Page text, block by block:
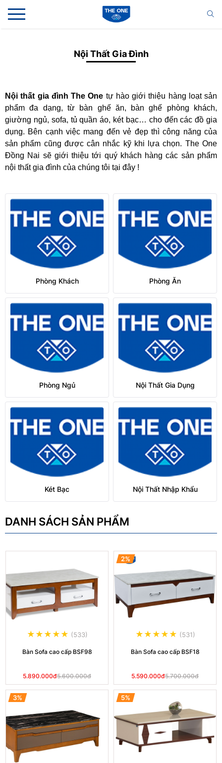
Nội Thất Gia Đình
Nội thất gia đình The One tự hào giới thiệu hàng loạt sản
phẩm đa dạng, từ bàn ghế ăn, bàn ghế phòng khách,
giường ngủ, sofa, tủ quần áo, két bạc… cho đến các đồ gia
dụng. Bên cạnh việc mang đến vẻ đẹp thì công năng của
sản phẩm cũng được cân nhắc kỹ khi lựa chọn. The One
Đồng Nai sẽ giới thiệu tới quý khách hàng các sản phẩm
nội thất gia đình của chúng tôi tại đây !
Phòng Khách Phòng Ăn
Phòng Ngủ Nội Thất Gia Dụng
Két Bạc Nội Thất Nhập Khẩu
DANH SÁCH SẢN PHẨM
(533)
Bàn Sofa cao cấp BSF98
5.890.000đ5.600.000đ
2%
(531)
Bàn Sofa cao cấp BSF18
5.590.000đ5.700.000đ
3% 5%